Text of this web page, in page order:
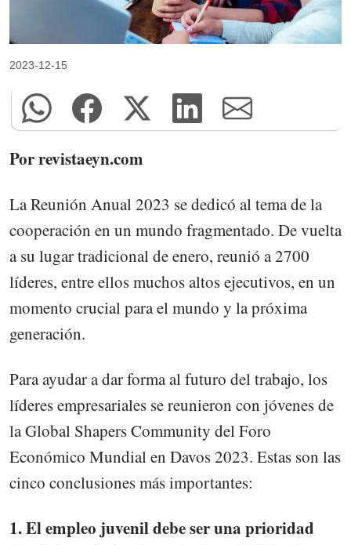
2023-12-15
Por revistaeyn.com
La Reunión Anual 2023 se dedicó al tema de la
cooperación en un mundo fragmentado. De vuelta
a su lugar tradicional de enero, reunió a 2700
líderes, entre ellos muchos altos ejecutivos, en un
momento crucial para el mundo y la próxima
generación.
Para ayudar a dar forma al futuro del trabajo, los
líderes empresariales se reunieron con jóvenes de
la Global Shapers Community del Foro
Económico Mundial en Davos 2023. Estas son las
cinco conclusiones más importantes:
1. El empleo juvenil debe ser una prioridad